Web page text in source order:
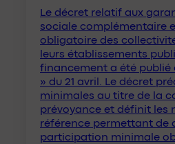
Le décret relatif aux
sociale complémentaire
obligatoire des
leurs établissements
financement a été publié
» du 21 avril. Le décret
minimales au titre de la
prévoyance et définit les
référence permettant de
participation minimale